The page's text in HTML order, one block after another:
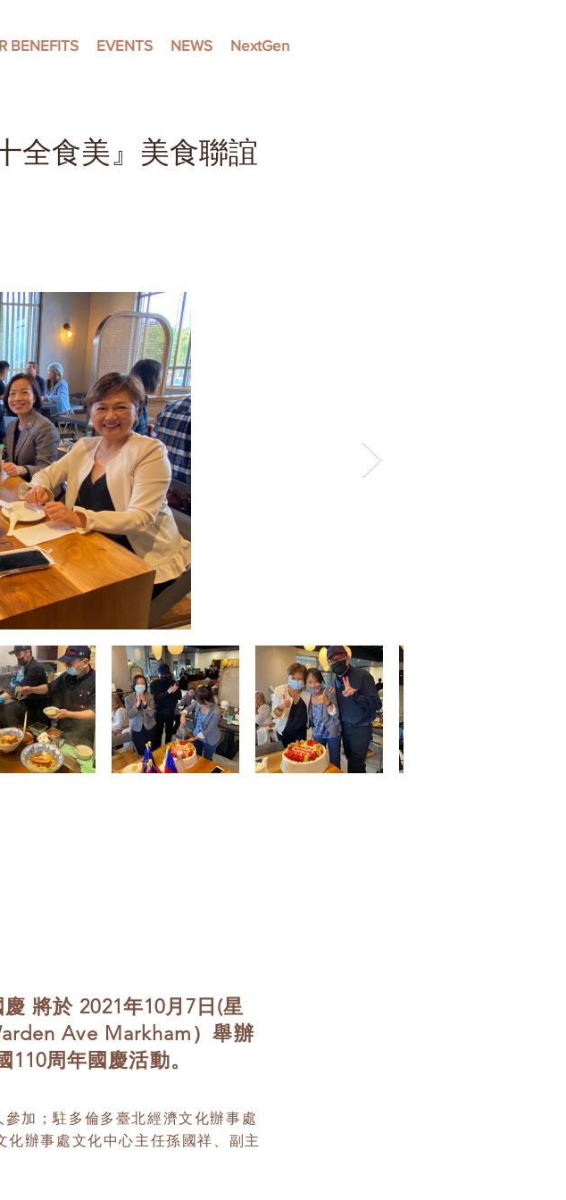
BENEFITS EVENTS NEWS NextGen
全食美』美食聯誼
將於 2021年10月7日(星
Ave Markham）舉辦
周年國慶活動。
加；駐多倫多臺北經濟文化辦事處
辦事處文化中心主任孫國祥、副主